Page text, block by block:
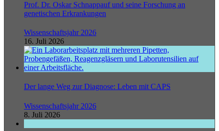
Prof. Dr. Oskar Schnappauf und seine Forschung an
genetischen Erkrankungen
Wissenschaftsjahr 2026
16. Juli 2026
Der lange Weg zur Diagnose: Leben mit CAPS
Wissenschaftsjahr 2026
8. Juli 2026